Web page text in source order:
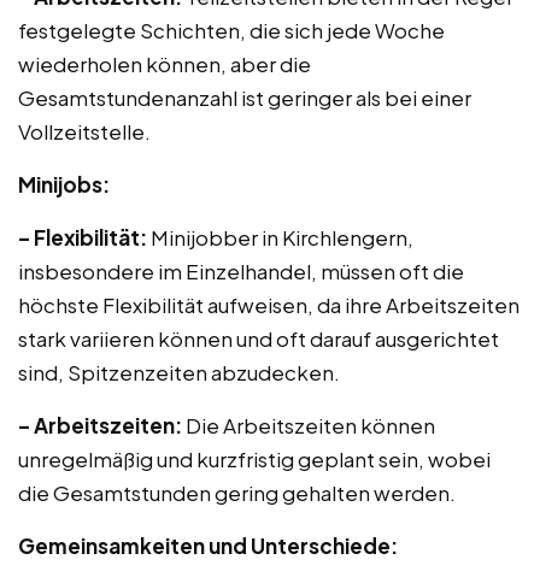
festgelegte Schichten, die sich jede Woche
wiederholen können, aber die
Gesamtstundenanzahl ist geringer als bei einer
Vollzeitstelle.
Minijobs:
– Flexibilität: Minijobber in Kirchlengern,
insbesondere im Einzelhandel, müssen oft die
höchste Flexibilität aufweisen, da ihre Arbeitszeiten
stark variieren können und oft darauf ausgerichtet
sind, Spitzenzeiten abzudecken.
– Arbeitszeiten: Die Arbeitszeiten können
unregelmäßig und kurzfristig geplant sein, wobei
die Gesamtstunden gering gehalten werden.
Gemeinsamkeiten und Unterschiede: